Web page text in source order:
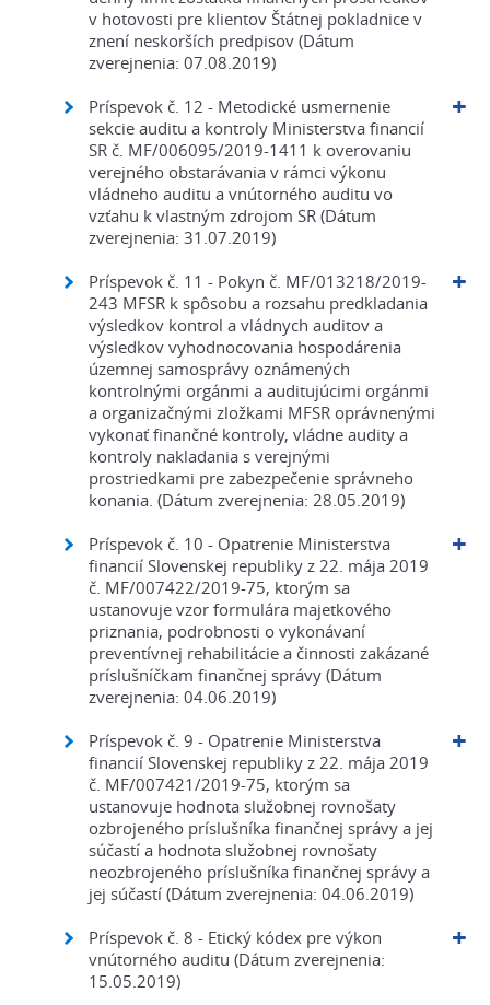
v hotovosti pre klientov Štátnej pokladnice v
znení neskorších predpisov (Dátum
zverejnenia: 07.08.2019)
Príspevok č. 12 - Metodické usmernenie
sekcie auditu a kontroly Ministerstva financií
SR č. MF/006095/2019-1411 k overovaniu
verejného obstarávania v rámci výkonu
vládneho auditu a vnútorného auditu vo
vzťahu k vlastným zdrojom SR (Dátum
zverejnenia: 31.07.2019)
Príspevok č. 11 - Pokyn č. MF/013218/2019-
243 MFSR k spôsobu a rozsahu predkladania
výsledkov kontrol a vládnych auditov a
výsledkov vyhodnocovania hospodárenia
územnej samosprávy oznámených
kontrolnými orgánmi a auditujúcimi orgánmi
a organizačnými zložkami MFSR oprávnenými
vykonať finančné kontroly, vládne audity a
kontroly nakladania s verejnými
prostriedkami pre zabezpečenie správneho
konania. (Dátum zverejnenia: 28.05.2019)
Príspevok č. 10 - Opatrenie Ministerstva
financií Slovenskej republiky z 22. mája 2019
č. MF/007422/2019-75, ktorým sa
ustanovuje vzor formulára majetkového
priznania, podrobnosti o vykonávaní
preventívnej rehabilitácie a činnosti zakázané
príslušníčkam finančnej správy (Dátum
zverejnenia: 04.06.2019)
Príspevok č. 9 - Opatrenie Ministerstva
financií Slovenskej republiky z 22. mája 2019
č. MF/007421/2019-75, ktorým sa
ustanovuje hodnota služobnej rovnošaty
ozbrojeného príslušníka finančnej správy a jej
súčastí a hodnota služobnej rovnošaty
neozbrojeného príslušníka finančnej správy a
jej súčastí (Dátum zverejnenia: 04.06.2019)
Príspevok č. 8 - Etický kódex pre výkon
vnútorného auditu (Dátum zverejnenia:
15.05.2019)